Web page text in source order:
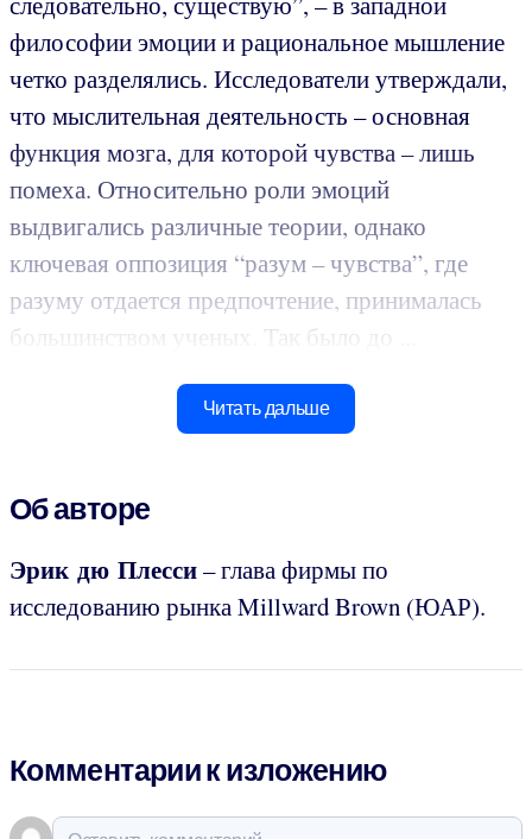
философии эмоции и рациональное мышление
четко разделялись. Исследователи утверждали,
что мыслительная деятельность – основная
функция мозга, для которой чувства – лишь
помеха. Относительно роли эмоций
выдвигались различные теории, однако
ключевая оппозиция “разум – чувства”, где
разуму отдается предпочтение, принималась
большинством ученых. Так было до ...
Читать дальше
Об авторе
Эрик дю Плесси– глава фирмы по
исследованию рынка Millward Brown (ЮАР).
Комментарии к изложению